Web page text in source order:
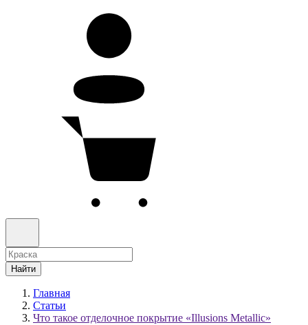
Найти
Главная
Статьи
Что такое отделочное покрытие «Illusions Metallic»